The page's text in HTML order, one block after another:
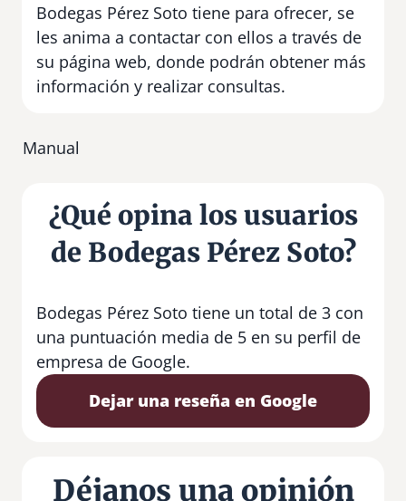
Bodegas Pérez Soto tiene para ofrecer, se
les anima a contactar con ellos a través de
su página web, donde podrán obtener más
información y realizar consultas.
Manual
¿Qué opina los usuarios
de Bodegas Pérez Soto?
Bodegas Pérez Soto tiene un total de 3 con
una puntuación media de 5 en su perfil de
empresa de Google.
Dejar una reseña en Google
Déjanos una opinión